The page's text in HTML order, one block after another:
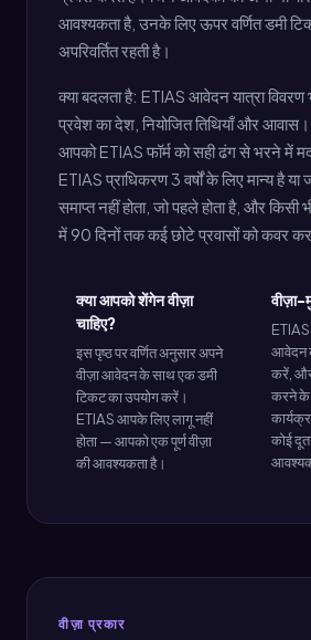
आवश्यकता है, उनके लिए ऊपर वर्णित डमी
अपरिवर्तित रहती है।
क्या बदलता है: ETIAS आवेदन यात्रा
प्रवेश का देश, नियोजित तिथियाँ और
आपको ETIAS फॉर्म को सही ढंग से भरने में
ETIAS प्राधिकरण 3 वर्षों के लिए मान्य है
समाप्त नहीं होता, जो पहले होता है, और
में 90 दिनों तक कई छोटे प्रवासों को कवर
क्या आपको शेंगेन वीज़ा
चाहिए?
इस पृष्ठ पर वर्णित अनुसार अपने
वीज़ा आवेदन के साथ एक डमी
टिकट का उपयोग करें।
ETIAS आपके लिए लागू नहीं
होता — आपको एक पूर्ण वीज़ा
की आवश्यकता है।
वीज़ा-
आवेदन
करें, और
करने के
कोई
वीज़ा प्रकार